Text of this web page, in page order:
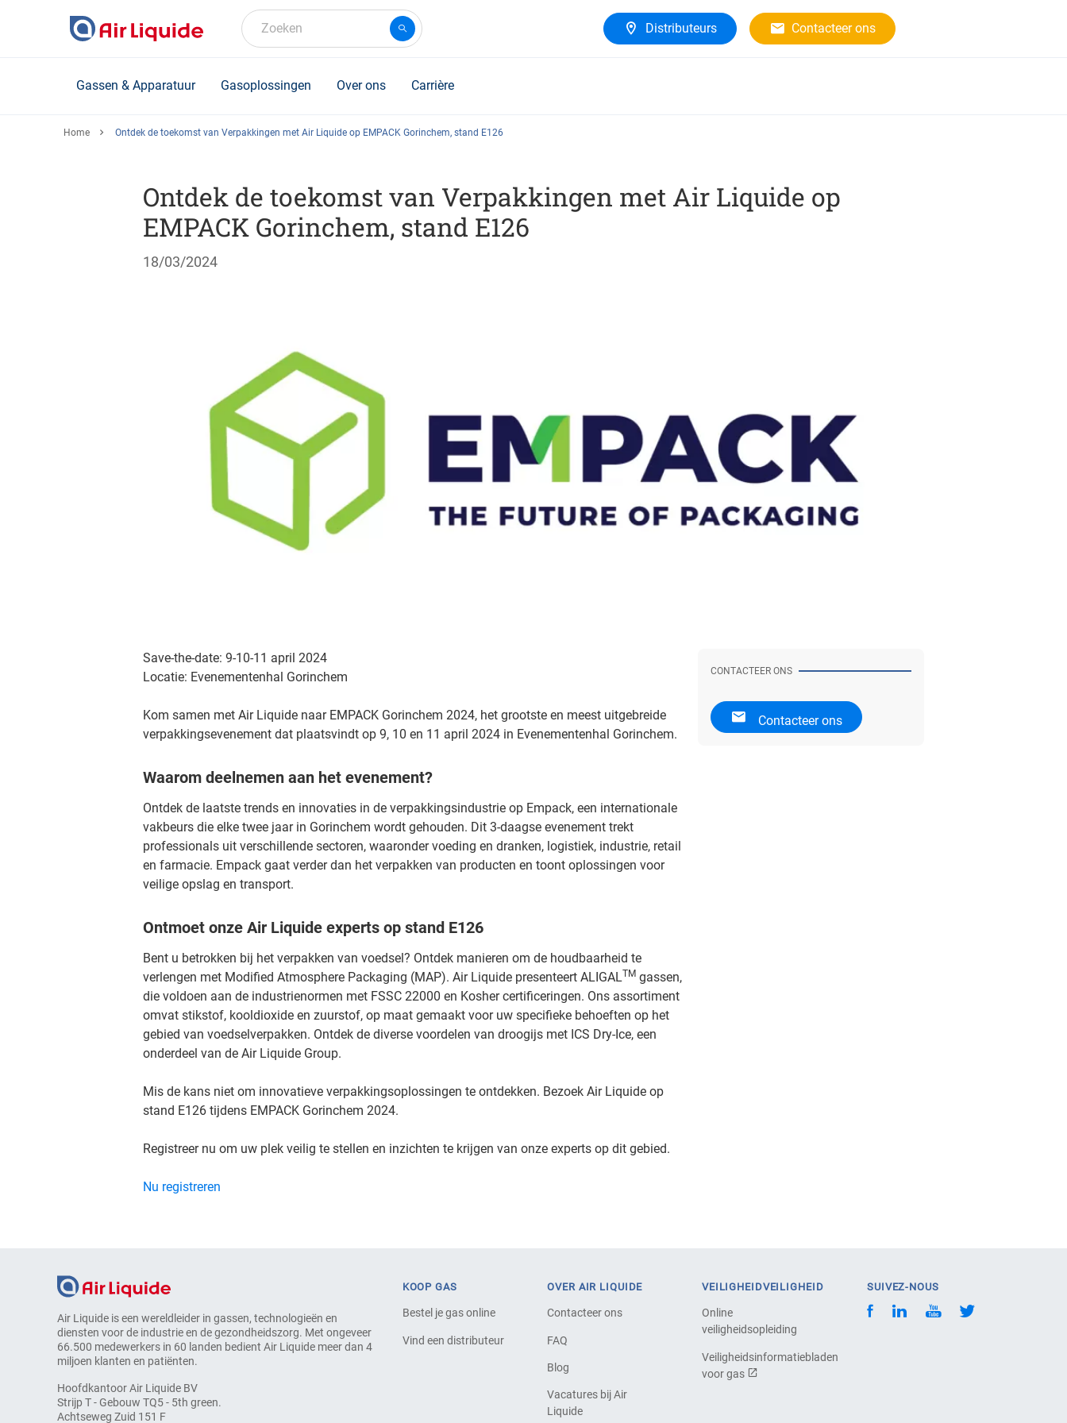
Zoeken Distributeurs Contacteer ons
Gassen & Apparatuur Gasoplossingen Over ons Carrière
Home Ontdek de toekomst van Verpakkingen met Air Liquide op EMPACK Gorinchem, stand E126
Ontdek de toekomst van Verpakkingen met Air Liquide op
EMPACK Gorinchem, stand E126
18/03/2024
Save-the-date: 9-10-11 april 2024
Locatie: Evenementenhal Gorinchem
Kom samen met Air Liquide naar EMPACK Gorinchem 2024, het grootste en meest uitgebreide
verpakkingsevenement dat plaatsvindt op 9, 10 en 11 april 2024 in Evenementenhal Gorinchem.
Waarom deelnemen aan het evenement?
Ontdek de laatste trends en innovaties in de verpakkingsindustrie op Empack, een internationale
vakbeurs die elke twee jaar in Gorinchem wordt gehouden. Dit 3-daagse evenement trekt
professionals uit verschillende sectoren, waaronder voeding en dranken, logistiek, industrie, retail
en farmacie. Empack gaat verder dan het verpakken van producten en toont oplossingen voor
veilige opslag en transport.
Ontmoet onze Air Liquide experts op stand E126
Bent u betrokken bij het verpakken van voedsel? Ontdek manieren om de houdbaarheid te
verlengen met Modified Atmosphere Packaging (MAP). Air Liquide presenteert ALIGALTM gassen,
die voldoen aan de industrienormen met FSSC 22000 en Kosher certificeringen. Ons assortiment
omvat stikstof, kooldioxide en zuurstof, op maat gemaakt voor uw specifieke behoeften op het
gebied van voedselverpakken. Ontdek de diverse voordelen van droogijs met ICS Dry-Ice, een
onderdeel van de Air Liquide Group.
Mis de kans niet om innovatieve verpakkingsoplossingen te ontdekken. Bezoek Air Liquide op
stand E126 tijdens EMPACK Gorinchem 2024.
Registreer nu om uw plek veilig te stellen en inzichten te krijgen van onze experts op dit gebied.
Nu registreren
CONTACTEER ONS
Contacteer ons
Air Liquide is een wereldleider in gassen, technologieën en
diensten voor de industrie en de gezondheidszorg. Met ongeveer
66.500 medewerkers in 60 landen bedient Air Liquide meer dan 4
miljoen klanten en patiënten.
Hoofdkantoor Air Liquide BV
Strijp T - Gebouw TQ5 - 5th green.
Achtseweg Zuid 151 F
KOOP GAS
Bestel je gas online
Vind een distributeur
OVER AIR LIQUIDE
Contacteer ons
FAQ
Blog
Vacatures bij Air
Liquide
VEILIGHEIDVEILIGHEID
Online
veiligheidsopleiding
Veiligheidsinformatiebladen
voor gas
SUIVEZ-NOUS